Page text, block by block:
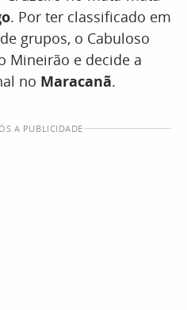
. Por ter classificado em
grupos, o Cabuloso
Mineirão e decide a
no Maracanã.
A PUBLICIDADE